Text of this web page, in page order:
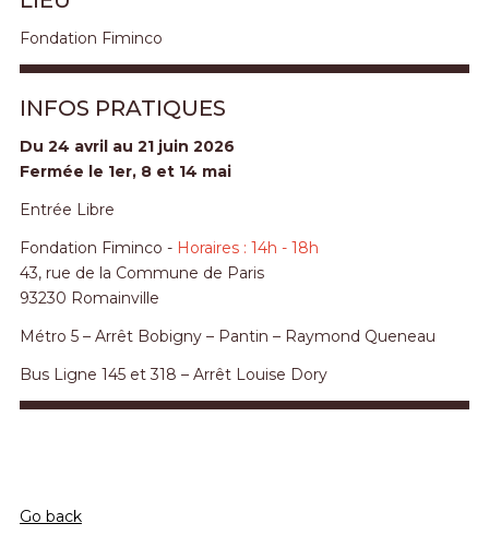
Fondation Fiminco
INFOS PRATIQUES
Du 24 avril au 21 juin 2026
Fermée le 1er, 8 et 14 mai
Entrée Libre
Fondation Fiminco - Horaires : 14h - 18h
43, rue de la Commune de Paris
93230 Romainville
Métro 5 – Arrêt Bobigny – Pantin – Raymond Queneau
Bus Ligne 145 et 318 – Arrêt Louise Dory
Go back